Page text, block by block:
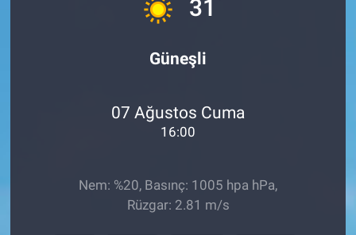
31
Güneşli
07 Ağustos Cuma
16:00
Nem: %20, Basınç: 1005 hpa hPa,
Rüzgar: 2.81 m/s